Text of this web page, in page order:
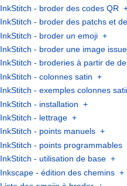
InkStitch - broder des codes QR
InkStitch - broder des patchs et
InkStitch - broder un emoji +
InkStitch - broder une image
InkStitch - broderies à partir de
InkStitch - colonnes satin +
InkStitch - exemples colonnes
InkStitch - installation +
InkStitch - lettrage +
InkStitch - points manuels +
InkStitch - points programmables
InkStitch - utilisation de base +
Inkscape - édition des chemins +